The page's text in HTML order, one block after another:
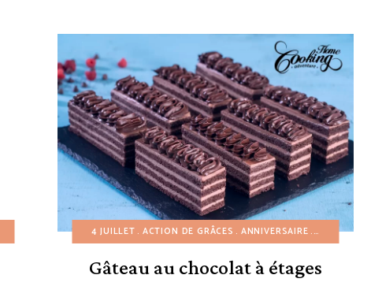
PLATS PRINCIPAUX RECETTES EN 30 MINUTES RECETTES MEXICAINES
4 JUILLET ACTION DE GRÂCES ANNIVERSAIRE AUTOMNE
Gâteau au chocolat à étages